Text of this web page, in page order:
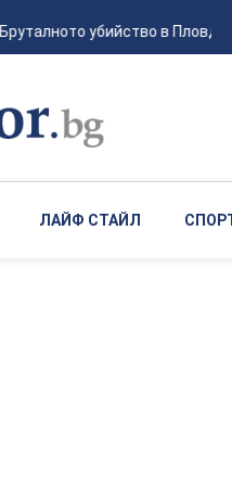
Бруталното убийство в
ЛАЙФ СТАЙЛ